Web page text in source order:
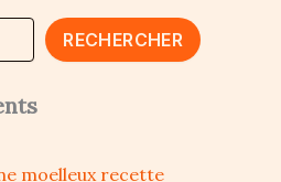
RECHERCHER
moelleux recette